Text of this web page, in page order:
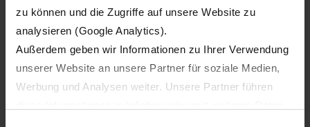
zu können und die Zugriffe auf unsere Website zu
analysieren (Google Analytics).
Außerdem geben wir Informationen zu Ihrer Verwendung
unserer Website an unsere Partner für soziale Medien,
Werbung und Analysen weiter. Unsere Partner führen
12.03.2026